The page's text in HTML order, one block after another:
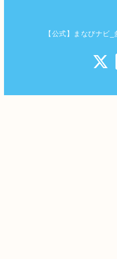
【公式】まなびナビ